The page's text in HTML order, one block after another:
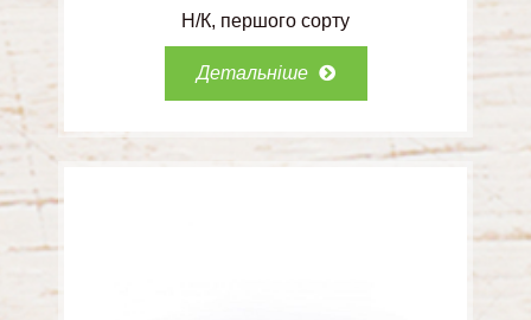
Н/К першого сорту
Детальніше